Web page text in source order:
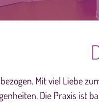
Mit viel Liebe
Die Praxis ist